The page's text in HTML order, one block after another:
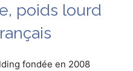
poids lourd
fondée en 2008